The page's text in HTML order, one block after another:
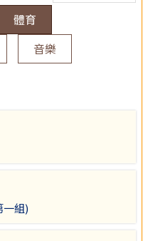
體育
音樂
組)